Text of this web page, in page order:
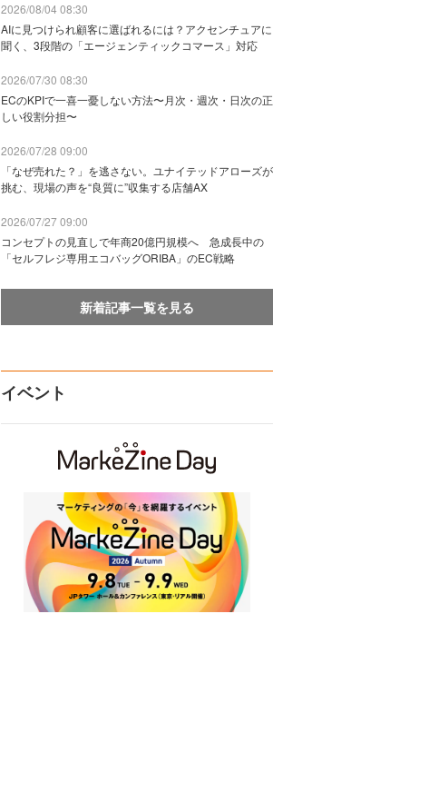
2026/08/04 08:30
AIに見つけられ顧客に選ばれるには？アクセンチュアに
聞く、3段階の「エージェンティックコマース」対応
2026/07/30 08:30
ECのKPIで一喜一憂しない方法〜月次・週次・日次の正
しい役割分担〜
2026/07/28 09:00
「なぜ売れた？」を逃さない。ユナイテッドアローズが
挑む、現場の声を“良質に”収集する店舗AX
2026/07/27 09:00
コンセプトの見直しで年商20億円規模へ 急成長中の
「セルフレジ専用エコバッグORIBA」のEC戦略
新着記事一覧を見る
イベント